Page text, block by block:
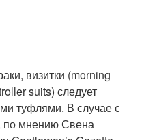
визитки (morning
suits) следует
туфлями. В случае с
мнению Свена